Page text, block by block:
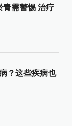
青需警惕 治疗
？这些疾病也